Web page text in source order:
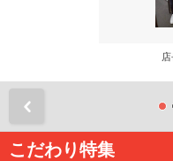
こだわり特集